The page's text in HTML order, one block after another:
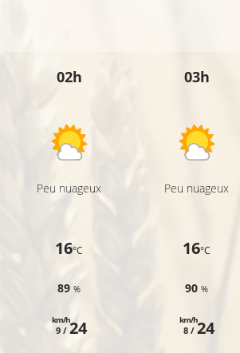
02h
Peu nuageux
16°C
89%
9 /
km/h24
03h
Peu nuageux
16°C
90%
8 /
km/h24